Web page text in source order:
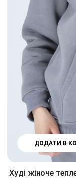
ДОДАТИ В
Худі жіноче